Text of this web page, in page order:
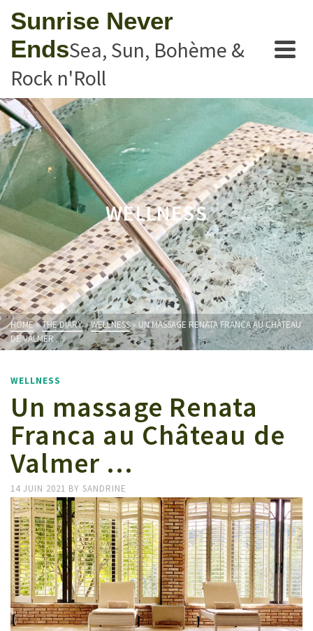
Sunrise Never
EndsSea, Sun, Bohème &
Rock n'Roll
WELLNESS
HOME»THE DIARY»WELLNESS» UN MASSAGE RENATA FRANCA AU CHÂTEAU
DE VALMER …
WELLNESS
Un massage Renata
Franca au Château de
Valmer …
14 JUIN 2021 BY SANDRINE